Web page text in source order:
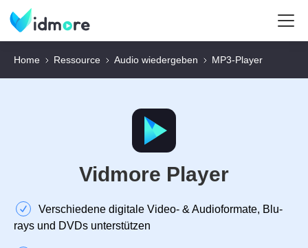
Home Ressource Audio wiedergeben MP3‑Player
Vidmore Player
Verschiedene digitale Video- & Audioformate, Blu-
rays und DVDs unterstützen